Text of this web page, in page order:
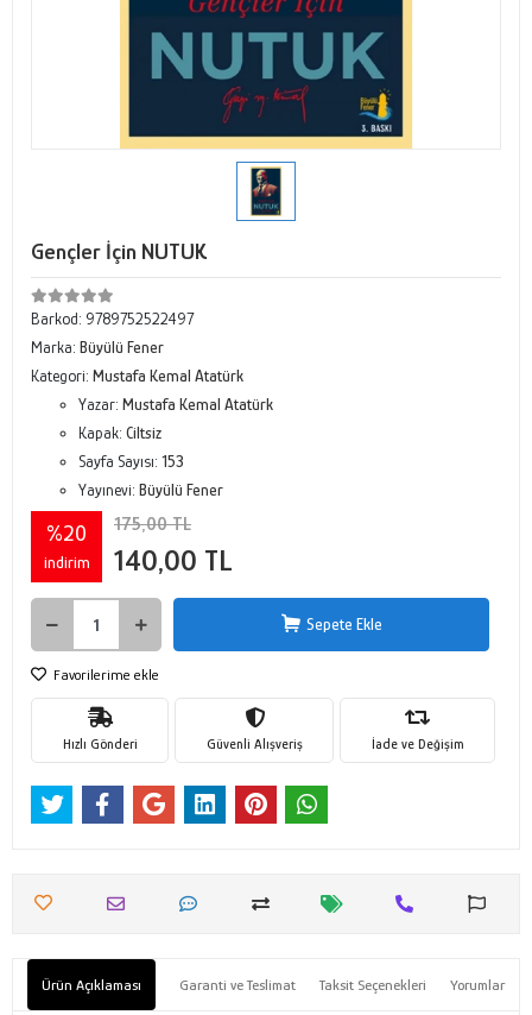
Gençler İçin NUTUK
Barkod: 9789752522497
Marka: Büyülü Fener
Kategori: Mustafa Kemal Atatürk
Yazar: Mustafa Kemal Atatürk
Kapak: Ciltsiz
Sayfa Sayısı: 153
Yayınevi: Büyülü Fener
%20
indirim
175,00 TL
140,00 TL
Sepete Ekle
Favorilerime ekle
Hızlı Gönderi Güvenli Alışveriş İade ve Değişim
Ürün Açıklaması Garanti ve Teslimat Taksit Seçenekleri Yorumlar